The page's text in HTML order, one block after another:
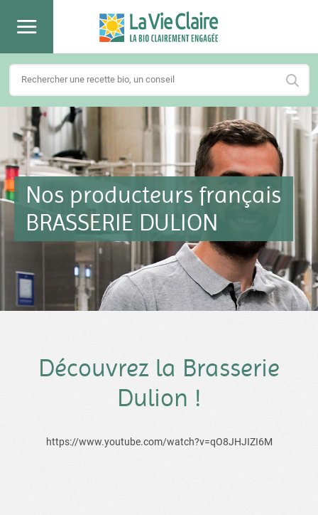
Nos producteurs français
BRASSERIE DULION
Découvrez la Brasserie
Dulion !
https://www.youtube.com/watch?v=qO8JHJIZI6M